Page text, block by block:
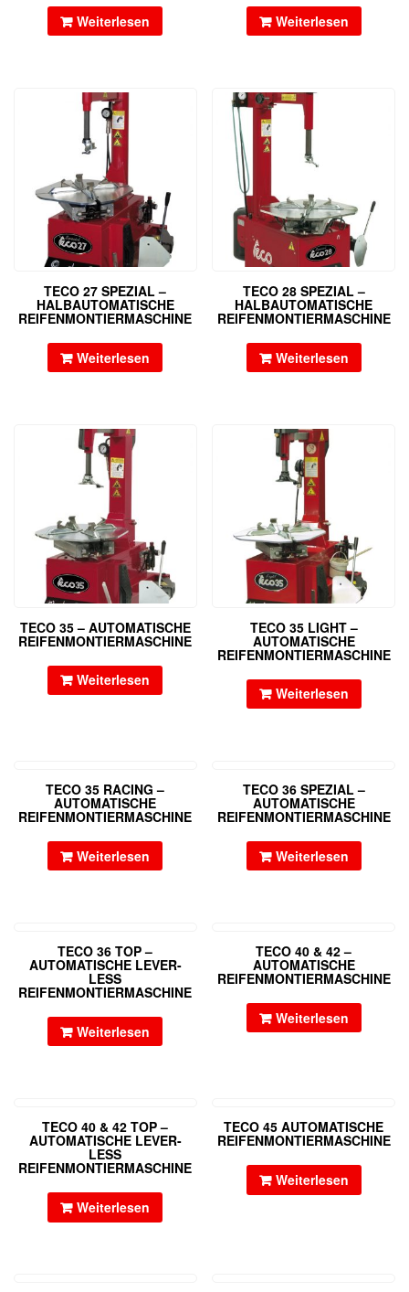
Weiterlesen Weiterlesen
TECO 27 SPEZIAL –
HALBAUTOMATISCHE
REIFENMONTIERMASCHINE
Weiterlesen
TECO 28 SPEZIAL –
HALBAUTOMATISCHE
REIFENMONTIERMASCHINE
Weiterlesen
TECO 35 – AUTOMATISCHE
REIFENMONTIERMASCHINE
Weiterlesen
TECO 35 LIGHT –
AUTOMATISCHE
REIFENMONTIERMASCHINE
Weiterlesen
TECO 35 RACING –
AUTOMATISCHE
REIFENMONTIERMASCHINE
Weiterlesen
TECO 36 SPEZIAL –
AUTOMATISCHE
REIFENMONTIERMASCHINE
Weiterlesen
TECO 36 TOP –
AUTOMATISCHE LEVER-
LESS
REIFENMONTIERMASCHINE
Weiterlesen
TECO 40 & 42 –
AUTOMATISCHE
REIFENMONTIERMASCHINE
Weiterlesen
TECO 40 & 42 TOP –
AUTOMATISCHE LEVER-
LESS
REIFENMONTIERMASCHINE
Weiterlesen
TECO 45 AUTOMATISCHE
REIFENMONTIERMASCHINE
Weiterlesen